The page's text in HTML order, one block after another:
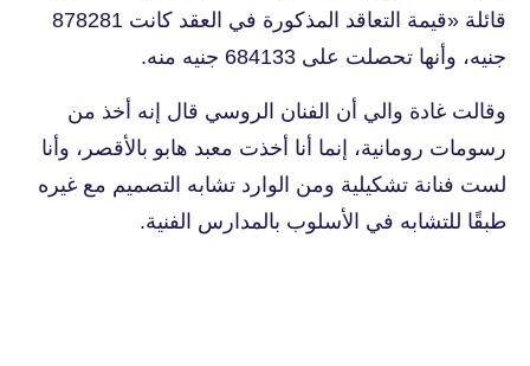
قائلة «قيمة التعاقد المذكورة في العقد كانت 878281
جنيه، وأنها تحصلت على 684133 جنيه منه.
وقالت غادة والي أن الفنان الروسي قال إنه أخذ من
رسومات رومانية، إنما أنا أخذت معبد هابو بالأقصر، وأنا
لست فنانة تشكيلية ومن الوارد تشابه التصميم مع غيره
طبقًا للتشابه في الأسلوب بالمدارس الفنية.